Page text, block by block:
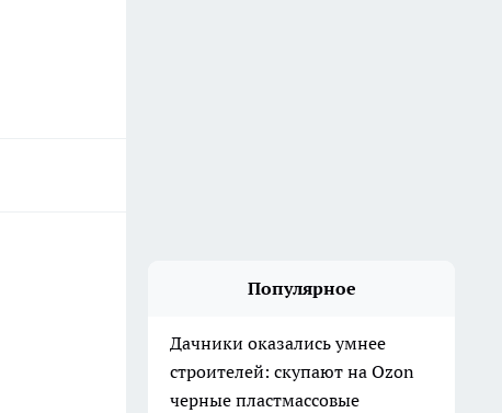
Популярное
Дачники оказались умнее
строителей: скупают на Ozon
черные пластмассовые